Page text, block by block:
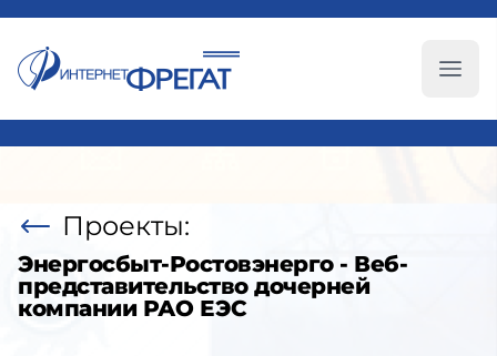
Проекты:
Энергосбыт-Ростовэнерго - Веб-
представительство дочерней
компании РАО ЕЭС